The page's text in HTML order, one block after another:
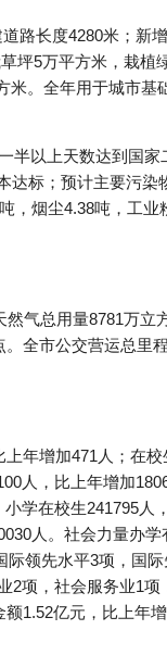
路长度4280米；新
坪5万平方米，栽
。全年用于城市
以上天数达到国
标；预计主要污
烟尘4.38吨，工
气总用量8781万立
全市公交营运总里
年增加471人；在
人，比上年增加
学在校生241795
人。社会力量办
领先水平3项，国
项，社会服务业1
1.52亿元，比上年